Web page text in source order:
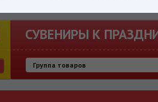
СУВЕНИРЫ К